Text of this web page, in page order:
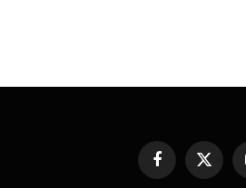
FacebookX
(Twitter)